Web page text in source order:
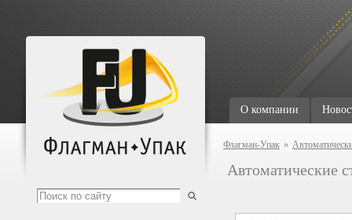
О компании
Флагман-Упак »
Автоматические